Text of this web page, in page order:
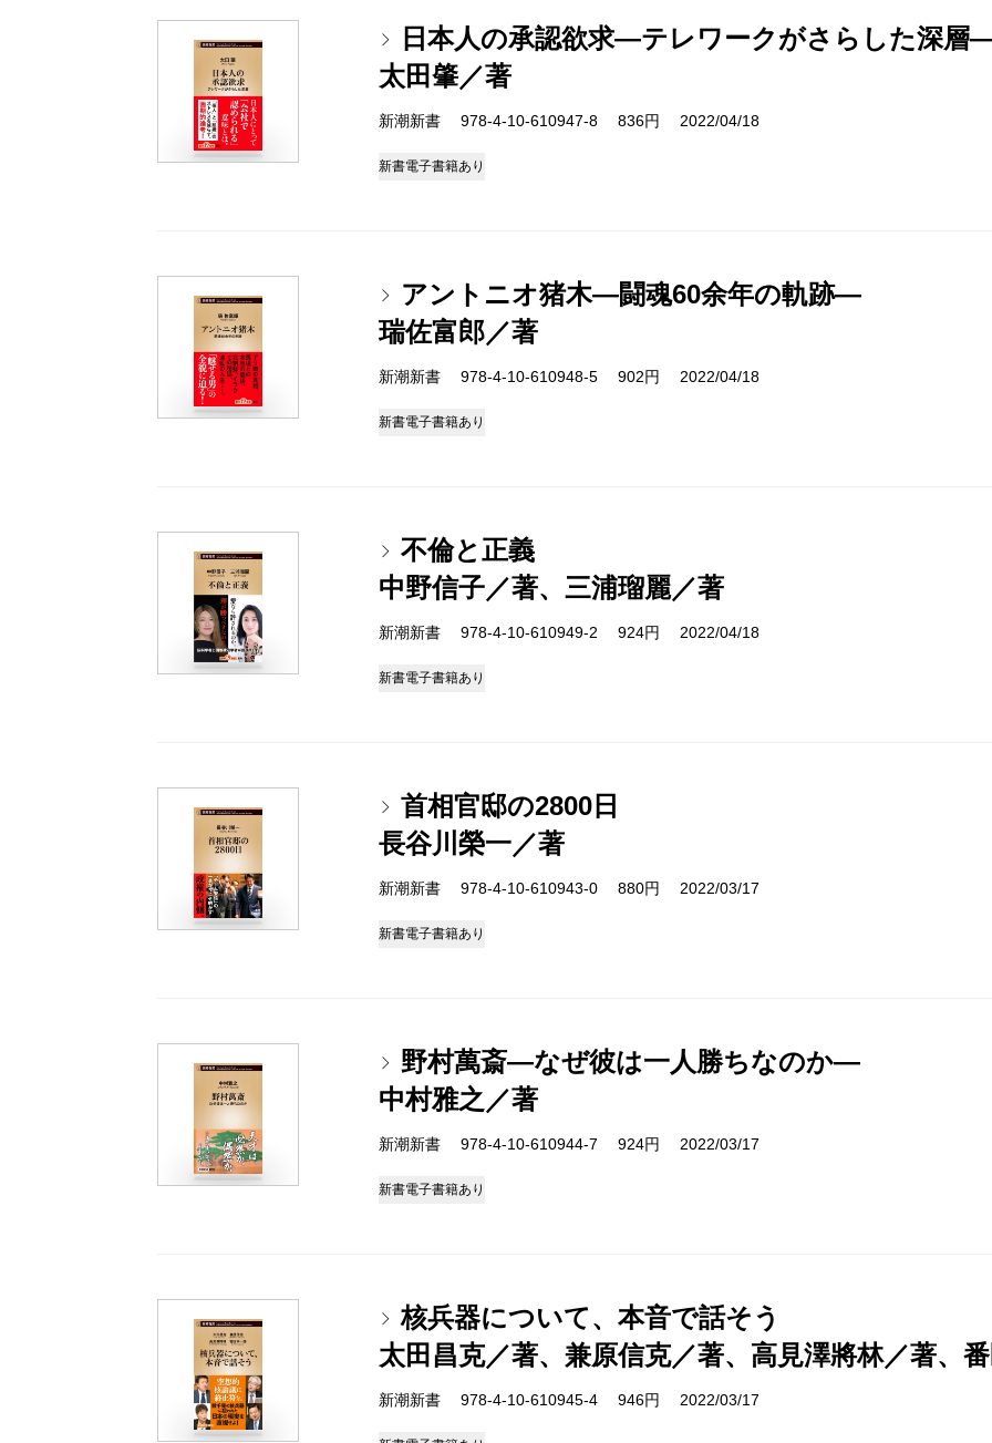
日本人の承認欲求―テレワークがさらした深層
太田肇／著
新潮新書 978-4-10-610947-8 836円 2022/04/18
新書電子書籍あり
アントニオ猪木―闘魂60余年の軌跡―
瑞佐富郎／著
新潮新書 978-4-10-610948-5 902円 2022/04/18
新書電子書籍あり
不倫と正義
中野信子／著、三浦瑠麗／著
新潮新書 978-4-10-610949-2 924円 2022/04/18
新書電子書籍あり
首相官邸の2800日
長谷川榮一／著
新潮新書 978-4-10-610943-0 880円 2022/03/17
新書電子書籍あり
野村萬斎―なぜ彼は一人勝ちなのか―
中村雅之／著
新潮新書 978-4-10-610944-7 924円 2022/03/17
新書電子書籍あり
核兵器について、本音で話そう
太田昌克／著、兼原信克／著、高見澤將林／著、
新潮新書 978-4-10-610945-4 946円 2022/03/17